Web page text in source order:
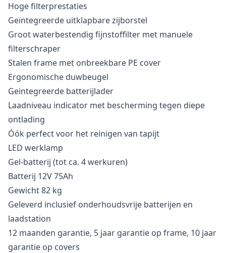
Hoge filterprestaties
Geïntegreerde uitklapbare zijborstel
Groot waterbestendig fijnstoffilter met manuele
filterschraper
Stalen frame met onbreekbare PE cover
Ergonomische duwbeugel
Geintegreerde batterijlader
Laadniveau indicator met bescherming tegen diepe
ontlading
Óók perfect voor het reinigen van tapijt
LED werklamp
Gel-batterij (tot ca. 4 werkuren)
Batterij 12V 75Ah
Gewicht 82 kg
Geleverd inclusief onderhoudsvrije batterijen en
laadstation
12 maanden garantie, 5 jaar garantie op frame, 10 jaar
garantie op covers